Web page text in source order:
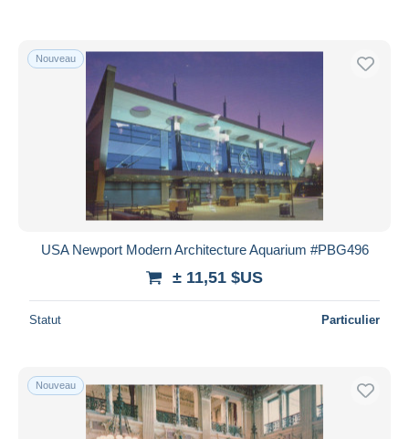
Nouveau
USA Newport Modern Architecture Aquarium #PBG496
± 11,51 $US
Statut Particulier
Nouveau